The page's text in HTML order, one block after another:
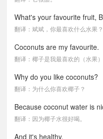
What's your favourite fruit,
翻译：斌斌，你最喜欢什么水果？
Coconuts are my favourite.
翻译：椰子是我最喜欢的（水果）
Why do you like coconuts?
翻译：为什么你喜欢椰子？
Because coconut water is
翻译：因为椰子水很好喝。
And it's healthy.